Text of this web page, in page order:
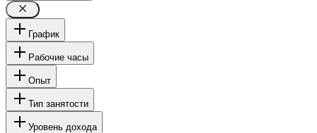
График
Рабочие часы
Опыт
Тип занятости
Уровень дохода